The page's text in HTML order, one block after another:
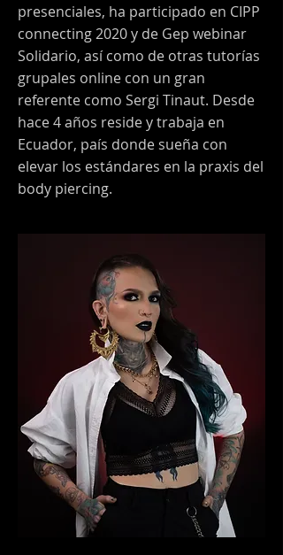
presenciales, ha participado en CIPP
connecting 2020 y de Gep webinar
Solidario, así como de otras tutorías
grupales online con un gran
referente como Sergi Tinaut. Desde
hace 4 años reside y trabaja en
Ecuador, país donde sueña con
elevar los estándares en la praxis del
body piercing.